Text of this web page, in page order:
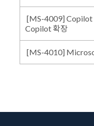
[MS-4009] Copilot
Copilot 확장
[MS-4010]